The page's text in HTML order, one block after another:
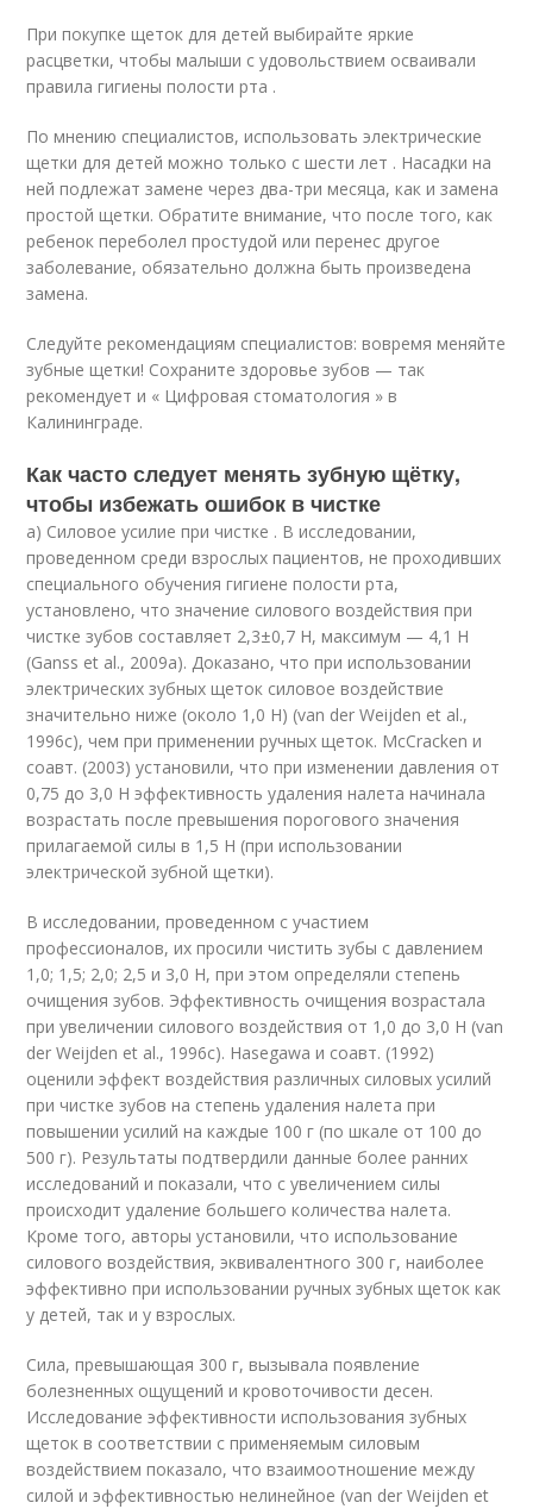
При покупке щеток для детей выбирайте яркие
расцветки, чтобы малыши с удовольствием осваивали
правила гигиены полости рта .
По мнению специалистов, использовать электрические
щетки для детей можно только с шести лет . Насадки на
ней подлежат замене через два-три месяца, как и замена
простой щетки. Обратите внимание, что после того, как
ребенок переболел простудой или перенес другое
заболевание, обязательно должна быть произведена
замена.
Следуйте рекомендациям специалистов: вовремя меняйте
зубные щетки! Сохраните здоровье зубов — так
рекомендует и « Цифровая стоматология » в
Калининграде.
Как часто следует менять зубную щётку,
чтобы избежать ошибок в чистке
а) Силовое усилие при чистке . В исследовании,
проведенном среди взрослых пациентов, не проходивших
специального обучения гигиене полости рта,
установлено, что значение силового воздействия при
чистке зубов составляет 2,3±0,7 Н, максимум — 4,1 Н
(Ganss et al., 2009а). Доказано, что при использовании
электрических зубных щеток силовое воздействие
значительно ниже (около 1,0 Н) (van der Weijden et al.,
1996c), чем при применении ручных щеток. McCracken и
соавт. (2003) установили, что при изменении давления от
0,75 до 3,0 Н эффективность удаления налета начинала
возрастать после превышения порогового значения
прилагаемой силы в 1,5 Н (при использовании
электрической зубной щетки).
В исследовании, проведенном с участием
профессионалов, их просили чистить зубы с давлением
1,0; 1,5; 2,0; 2,5 и 3,0 Н, при этом определяли степень
очищения зубов. Эффективность очищения возрастала
при увеличении силового воздействия от 1,0 до 3,0 Н (van
der Weijden et al., 1996c). Hasegawa и соавт. (1992)
оценили эффект воздействия различных силовых усилий
при чистке зубов на степень удаления налета при
повышении усилий на каждые 100 г (по шкале от 100 до
500 г). Результаты подтвердили данные более ранних
исследований и показали, что с увеличением силы
происходит удаление большего количества налета.
Кроме того, авторы установили, что использование
силового воздействия, эквивалентного 300 г, наиболее
эффективно при использовании ручных зубных щеток как
у детей, так и у взрослых.
Сила, превышающая 300 г, вызывала появление
болезненных ощущений и кровоточивости десен.
Исследование эффективности использования зубных
щеток в соответствии с применяемым силовым
воздействием показало, что взаимоотношение между
силой и эффективностью нелинейное (van der Weijden et